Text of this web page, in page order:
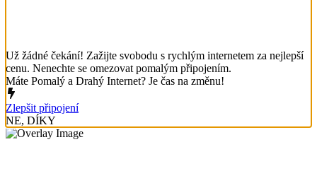
Už žádné čekání! Zažijte svobodu s rychlým internetem za nejlepší
cenu. Nenechte se omezovat pomalým připojením.
Máte Pomalý a Drahý Internet? Je čas na změnu!
Zlepšit připojení
NE, DÍKY